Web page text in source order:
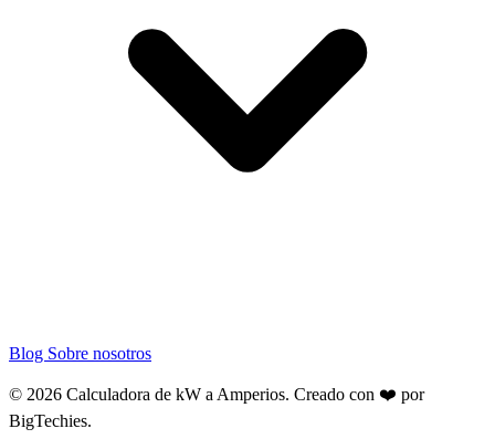
Blog Sobre nosotros
© 2026 Calculadora de kW a Amperios. Creado con ❤️ por
BigTechies.